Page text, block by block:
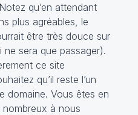
qu’en attendant
plus agréables, le
être très douce sur
sera que passager).
ce site
qu’il reste l’un
domaine. Vous êtes en
à nous